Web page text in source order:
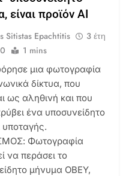
είναι προϊόν AI
Sitistas Epachtitis
3 έτη
0 1 mins
μια φωτογραφία
δίκτυα, που
ως αληθινή και που
ένα υποσυνείδητο
Φωτογραφία
να περάσει το
μήνυμα OBEY,